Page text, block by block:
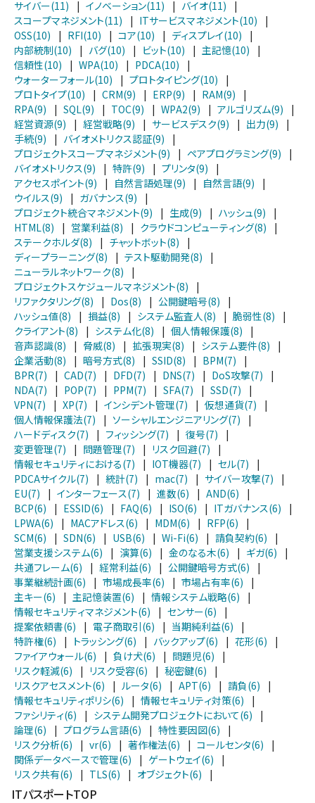
サイバー(11) | イノベーション(11) | バイオ(11)
|
スコープマネジメント(11)
| ITサービスマネジメント(10)
|
OSS(10)
| RFI(10) | コア(10) | ディスプレイ(10)
|
内部統制(10)
| バグ(10) | ビット(10) | 主記憶(10)
|
信頼性(10)
| WPA(10) | PDCA(10)
|
ウォーターフォール(10)
| プロトタイピング(10)
|
プロトタイプ(10)
| CRM(9) | ERP(9) | RAM(9)
|
RPA(9)
| SQL(9) | TOC(9) | WPA2(9) | アルゴリズム(9)
|
経営資源(9)
| 経営戦略(9) | サービスデスク(9) | 出力(9)
|
手続(9)
| バイオメトリクス認証(9)
|
プロジェクトスコープマネジメント(9)
| ペアプログラミング(9)
|
バイオメトリクス(9)
| 特許(9) | プリンタ(9)
|
アクセスポイント(9)
| 自然言語処理(9) | 自然言語(9)
|
ウイルス(9)
| ガバナンス(9)
|
プロジェクト統合マネジメント(9)
| 生成(9) | ハッシュ(9)
|
HTML(8)
| 営業利益(8) | クラウドコンピューティング(8)
|
ステークホルダ(8)
| チャットボット(8)
|
ディープラーニング(8)
| テスト駆動開発(8)
|
ニューラルネットワーク(8)
|
プロジェクトスケジュールマネジメント(8)
|
リファクタリング(8)
| Dos(8) | 公開鍵暗号(8)
|
ハッシュ値(8)
| 損益(8) | システム監査人(8) | 脆弱性(8)
|
クライアント(8)
| システム化(8) | 個人情報保護(8)
|
音声認識(8)
| 脅威(8) | 拡張現実(8) | システム要件(8)
|
企業活動(8)
| 暗号方式(8) | SSID(8) | BPM(7)
|
BPR(7)
| CAD(7) | DFD(7) | DNS(7) | DoS攻撃(7)
|
NDA(7)
| POP(7) | PPM(7) | SFA(7) | SSD(7)
|
VPN(7)
| XP(7) | インシデント管理(7) | 仮想通貨(7)
|
個人情報保護法(7)
| ソーシャルエンジニアリング(7)
|
ハードディスク(7)
| フィッシング(7) | 復号(7)
|
変更管理(7)
| 問題管理(7) | リスク回避(7)
|
情報セキュリティにおける(7)
| IOT機器(7) | セル(7)
|
PDCAサイクル(7)
| 統計(7) | mac(7) | サイバー攻撃(7)
|
EU(7)
| インターフェース(7) | 進数(6) | AND(6)
|
BCP(6)
| ESSID(6) | FAQ(6) | ISO(6) | ITガバナンス(6)
|
LPWA(6)
| MACアドレス(6) | MDM(6) | RFP(6)
|
SCM(6)
| SDN(6) | USB(6) | Wi-Fi(6) | 請負契約(6)
|
営業支援システム(6)
| 演算(6) | 金のなる木(6) | ギガ(6)
|
共通フレーム(6)
| 経常利益(6) | 公開鍵暗号方式(6)
|
事業継続計画(6)
| 市場成長率(6) | 市場占有率(6)
|
主キー(6)
| 主記憶装置(6) | 情報システム戦略(6)
|
情報セキュリティマネジメント(6)
| センサー(6)
|
提案依頼書(6)
| 電子商取引(6) | 当期純利益(6)
|
特許権(6)
| トラッシング(6) | バックアップ(6) | 花形(6)
|
ファイアウォール(6)
| 負け犬(6) | 問題児(6)
|
リスク軽減(6)
| リスク受容(6) | 秘密鍵(6)
|
リスクアセスメント(6)
| ルータ(6) | APT(6) | 請負(6)
|
情報セキュリティポリシ(6)
| 情報セキュリティ対策(6)
|
ファシリティ(6)
| システム開発プロジェクトにおいて(6)
|
論理(6)
| プログラム言語(6) | 特性要因図(6)
|
リスク分析(6)
| vr(6) | 著作権法(6) | コールセンタ(6)
|
関係データベースで管理(6)
| ゲートウェイ(6)
|
リスク共有(6)
| TLS(6) | オブジェクト(6) |
ITパスポートTOP